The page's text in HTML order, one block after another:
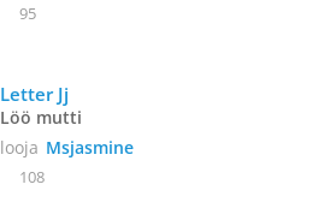
95
Letter Jj
Löö mutti
looja Msjasmine
108